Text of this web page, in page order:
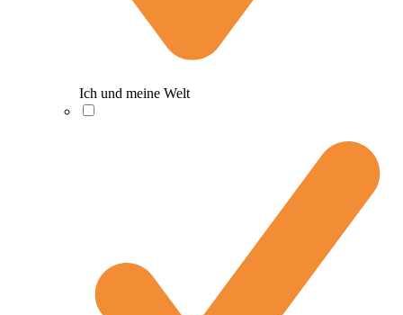
Ich und meine Welt